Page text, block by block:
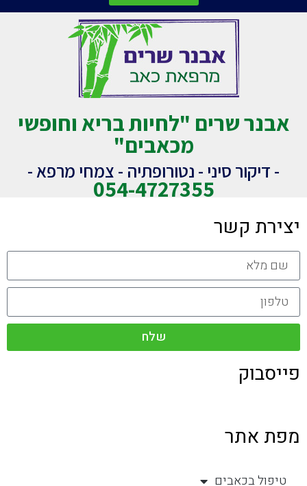
אבנר שרים "לחיות בריא וחופשי
מכאבים"
- דיקור סיני - נטורופתיה - צמחי מרפא -
054-4727355
יצירת קשר
שלח
פייסבוק
מפת אתר
טיפול בכאבים